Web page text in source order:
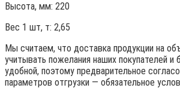
Высота, мм: 220
Вес 1 шт, т: 2,65
Мы считаем, что доставка продукции на
учитывать пожелания наших покупателей и
удобной, поэтому предварительное
параметров отгрузки — обязательное